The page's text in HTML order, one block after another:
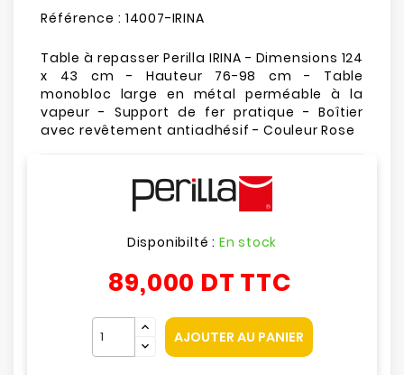
Référence : 14007-IRINA
Table à repasser Perilla IRINA - Dimensions 124
x 43 cm - Hauteur 76-98 cm - Table
monobloc large en métal perméable à la
vapeur - Support de fer pratique - Boîtier
avec revêtement antiadhésif - Couleur Rose
Disponibilté : En stock
89,000 DT TTC
AJOUTER AU PANIER